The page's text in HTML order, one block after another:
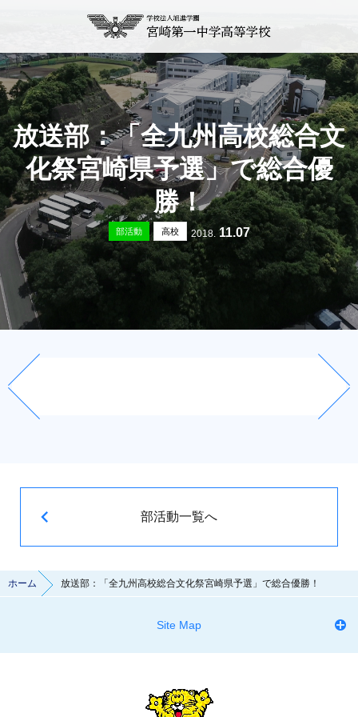
放送部：「全九州高校総合文
化祭宮崎県予選」で総合優
勝！
部活動 高校 2018. 11.07
部活動一覧へ
ホーム 放送部：「全九州高校総合文化祭宮崎県予選」で総合優勝！
Site Map